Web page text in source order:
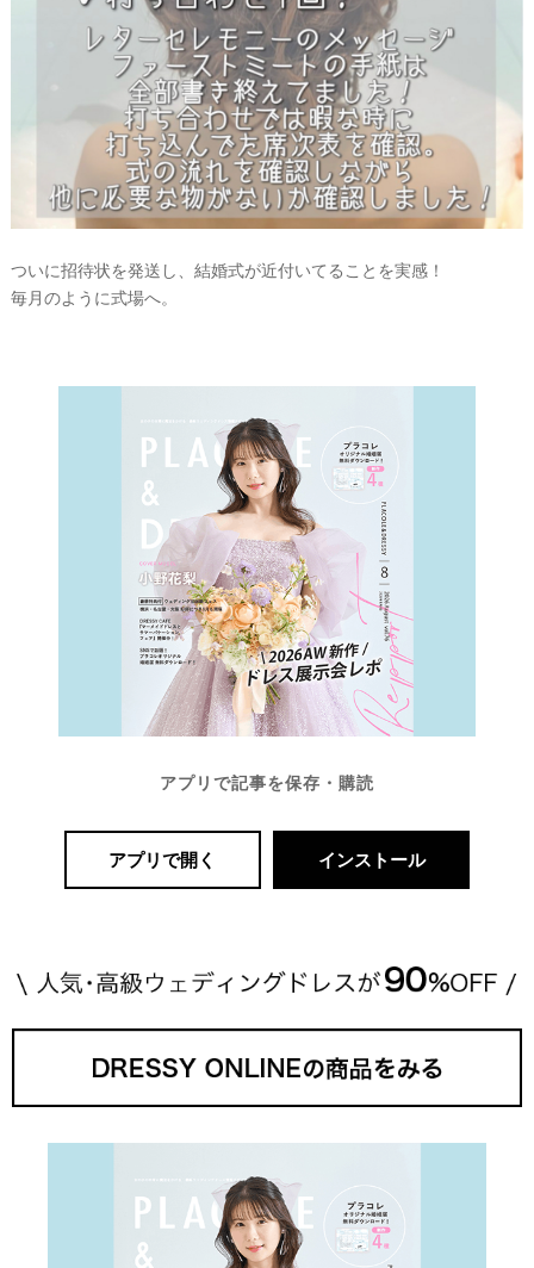
ついに招待状を発送し、結婚式が近付いてることを実感！
毎月のように式場へ。
アプリで記事を保存・購読
アプリで開く インストール